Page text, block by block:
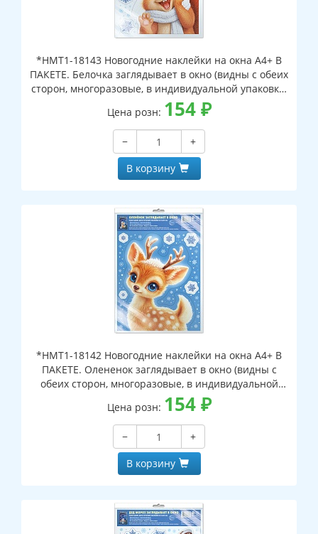
*НМТ1-18143 Новогодние наклейки на окна А4+ В
ПАКЕТЕ. Белочка заглядывает в окно (видны с обеих
сторон, многоразовые, в индивидуальной упаковке,
с европодвесом и клеевым клапаном)
Цена розн: 154₽
−
+
В корзину
*НМТ1-18142 Новогодние наклейки на окна А4+ В
ПАКЕТЕ. Олененок заглядывает в окно (видны с
обеих сторон, многоразовые, в индивидуальной
упаковке, с европодвесом и клеевым клапаном)
Цена розн: 154₽
−
+
В корзину